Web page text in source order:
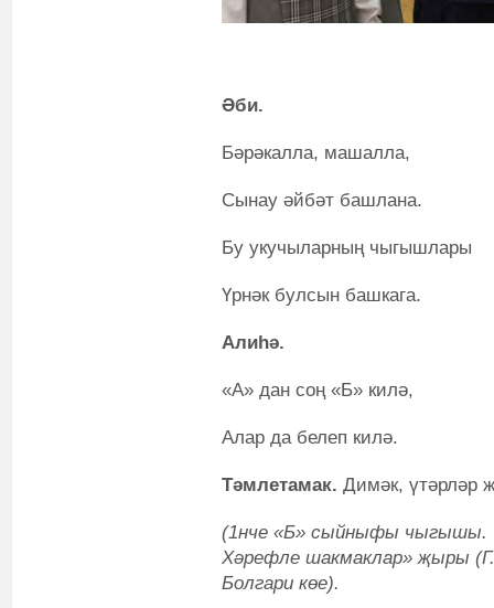
Әби.
Бәрәкалла, машалла,
Сынау әйбәт башлана.
Бу укучыларның чыгышлары
Үрнәк булсын башкага.
Алиһә.
«А» дан соң «Б» килә,
Алар да белеп килә.
Тәмлетамак. Димәк, үтәрләр
(1нче «Б» сыйныфы чыгышы.
Хәрефле шакмаклар» җыры
Болгари көе).